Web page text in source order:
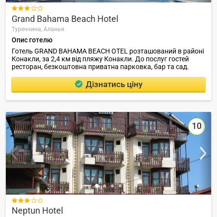

Grand Bahama Beach Hotel
Туреччина, Аланья
Опис готелю
Готель GRAND BAHAMA BEACH OTEL розташований в районі
Конакли, за 2,4 км від пляжу Конакли. До послуг гостей
ресторан, безкоштовна приватна парковка, бар та сад.
Дізнатись ціну
10

Neptun Hotel